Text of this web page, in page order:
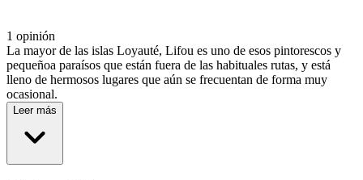
1 opinión
La mayor de las islas Loyauté, Lifou es uno de esos pintorescos y
pequeñoa paraísos que están fuera de las habituales rutas, y está
lleno de hermosos lugares que aún se frecuentan de forma muy
ocasional.
Leer más